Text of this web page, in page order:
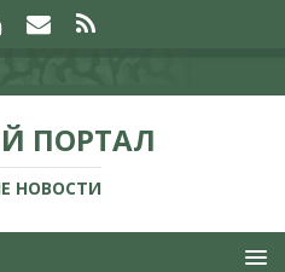
ПОРТАЛ
НОВОСТИ